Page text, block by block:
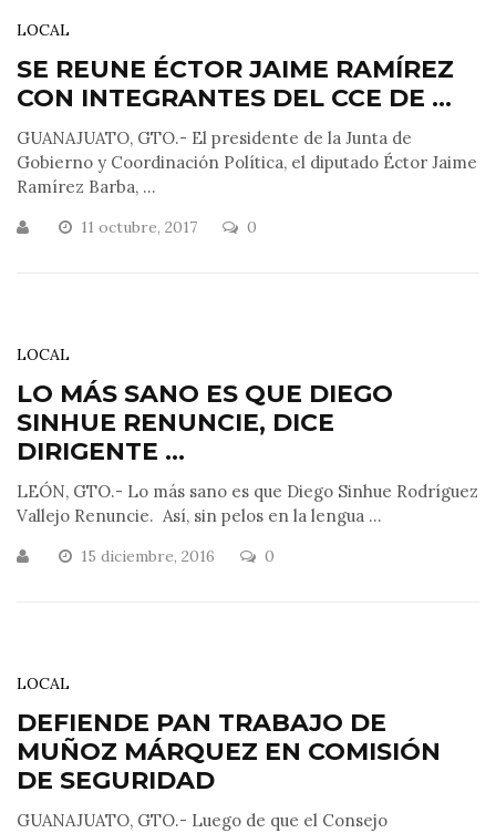
LOCAL
SE REUNE ÉCTOR JAIME RAMÍREZ
CON INTEGRANTES DEL CCE DE ...
GUANAJUATO, GTO.- El presidente de la Junta de
Gobierno y Coordinación Política, el diputado Éctor Jaime
Ramírez Barba, ...
11 octubre, 2017 0
LOCAL
LO MÁS SANO ES QUE DIEGO
SINHUE RENUNCIE, DICE
DIRIGENTE ...
LEÓN, GTO.- Lo más sano es que Diego Sinhue Rodríguez
Vallejo Renuncie. Así, sin pelos en la lengua ...
15 diciembre, 2016 0
LOCAL
DEFIENDE PAN TRABAJO DE
MUÑOZ MÁRQUEZ EN COMISIÓN
DE SEGURIDAD
GUANAJUATO, GTO.- Luego de que el Consejo